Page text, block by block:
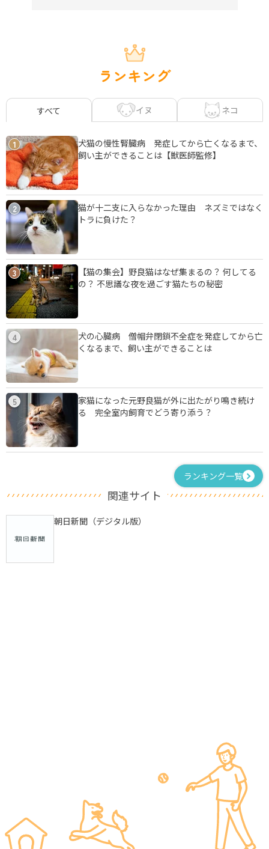
ランキング
すべて イヌ ネコ
1
犬猫の慢性腎臓病 発症してから亡くなるまで、
飼い主ができることは【獣医師監修】
2
猫が十二支に入らなかった理由 ネズミではなく
トラに負けた？
3
【猫の集会】野良猫はなぜ集まるの？ 何してる
の？ 不思議な夜を過ごす猫たちの秘密
4
犬の心臓病 僧帽弁閉鎖不全症を発症してから亡
くなるまで、飼い主ができることは
5
家猫になった元野良猫が外に出たがり鳴き続け
る 完全室内飼育でどう寄り添う？
ランキング一覧
関連サイト
朝日新聞（デジタル版）